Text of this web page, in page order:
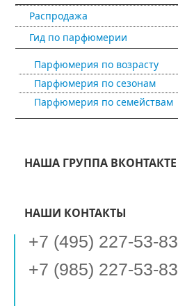
Распродажа
Гид по парфюмерии
Парфюмерия по возрасту
Парфюмерия по сезонам
Парфюмерия по семействам
НАША ГРУППА ВКОНТАКТЕ
НАШИ КОНТАКТЫ
+7 (495) 227-53-83
+7 (985) 227-53-83